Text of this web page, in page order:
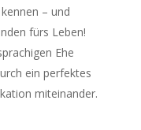
– und
fürs Leben!
Ehe
ein perfektes
miteinander.